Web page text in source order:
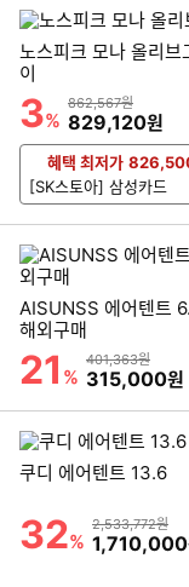
노스피크 모나 올리브
이
할인률
3%
상품금액
862,567원
할인금액
829,120원
혜택 최저가
[SK스토아] 삼성카드
AISUNSS 에어텐트
해외구매
할인률
21 %
상품금액
401,363원
할인금액
315,000원
쿠디 에어텐트 13.6
할인률
32%
상품금액
2,533,772원
할인금액
1,710,000